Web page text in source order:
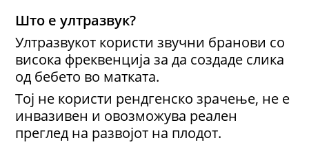
Што е ултразвук?
Ултразвукот користи звучни бранови со
висока фреквенција за да создаде слика
од бебето во матката.
Тој не користи рендгенско зрачење, не е
инвазивен и овозможува реален
преглед на развојот на плодот.